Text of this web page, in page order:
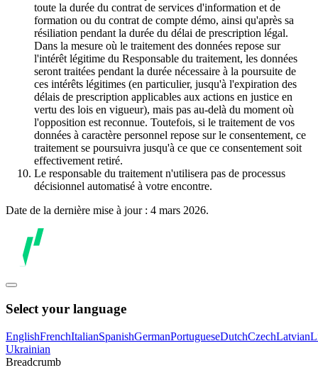
toute la durée du contrat de services d'information et de
formation ou du contrat de compte démo, ainsi qu'après sa
résiliation pendant la durée du délai de prescription légal.
Dans la mesure où le traitement des données repose sur
l'intérêt légitime du Responsable du traitement, les données
seront traitées pendant la durée nécessaire à la poursuite de
ces intérêts légitimes (en particulier, jusqu'à l'expiration des
délais de prescription applicables aux actions en justice en
vertu des lois en vigueur), mais pas au-delà du moment où
l'opposition est reconnue. Toutefois, si le traitement de vos
données à caractère personnel repose sur le consentement, ce
traitement se poursuivra jusqu'à ce que ce consentement soit
effectivement retiré.
Le responsable du traitement n'utilisera pas de processus
décisionnel automatisé à votre encontre.
Date de la dernière mise à jour : 4 mars 2026.
Select your language
EnglishFrenchItalianSpanishGermanPortugueseDutchCzechLatvian
Ukrainian
Breadcrumb